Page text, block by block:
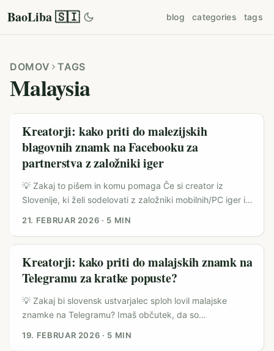
BaoLiba 🇸🇮 blog categories tags
DOMOV TAGS
Malaysia
Kreatorji: kako priti do malezijskih
blagovnih znamk na Facebooku za
partnerstva z založniki iger
💡 Zakaj to pišem in komu pomaga Če si creator iz
Slovenije, ki želi sodelovati z založniki mobilnih/PC iger in
brand kontakte in kako prepričam marketinške ekipe v
Maleziji, da investirajo v igro ali promocijo. Trg v Maleziji
ima močne lokalne e‑commerce povezave (primer:
integracija Shopee z Meta affiliate orodji) in kreativne
kampanje brandov kot Tiger Beer, ki uporabljajo
Facebook/WhatsApp za nagradne igre in angažma. ...
21. FEBRUAR 2026 · 5 MIN
Kreatorji: kako priti do malajskih znamk na
Telegramu za kratke popuste?
💡 Zakaj bi slovensk ustvarjalec sploh lovil malajske
znamke na Telegramu? Imaš občutek, da so
19. FEBRUAR 2026 · 5 MIN